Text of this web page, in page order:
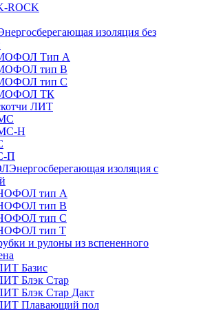
ROCK
изоляция без
Тип А
тип В
тип C
ТК
ЛИТ
Н
П
Энергосберегающая изоляция с
тип А
тип B
тип C
тип T
и рулоны из вспененного
Базис
Блэк Стар
Блэк Стар Дакт
Плавающий пол